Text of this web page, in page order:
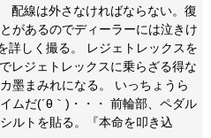
配線は外さなければならない。復
があるのでディーラーには泣きけ
詳しく撮る。 レジェトレックスを
レジェトレックスに乗らざる得な
墨まみれになる。 いっちょうら
ムだ(´θ｀)・・・ 前輪部、ペダル
ルトを貼る。『本命を叩き込